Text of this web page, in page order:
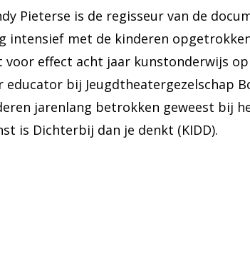
Pieterse is de regisseur van de
intensief met de kinderen
voor effect acht jaar kunstonderwijs
educator bij Jeugdtheatergezelschap
jarenlang betrokken geweest bij
is Dichterbij dan je denkt (KIDD).